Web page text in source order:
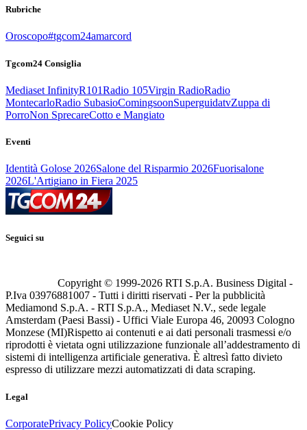
Rubriche
Oroscopo#tgcom24amarcord
Tgcom24 Consiglia
Mediaset InfinityR101Radio 105Virgin RadioRadio
MontecarloRadio SubasioComingsoonSuperguidatvZuppa di
PorroNon SprecareCotto e Mangiato
Eventi
Identità Golose 2026Salone del Risparmio 2026Fuorisalone
2026L'Artigiano in Fiera 2025
Seguici su
Copyright © 1999-2026 RTI S.p.A. Business Digital -
P.Iva 03976881007 - Tutti i diritti riservati - Per la pubblicità
Mediamond S.p.A. - RTI S.p.A., Mediaset N.V., sede legale
Amsterdam (Paesi Bassi) - Uffici Viale Europa 46, 20093 Cologno
Monzese (MI)Rispetto ai contenuti e ai dati personali trasmessi e/o
riprodotti è vietata ogni utilizzazione funzionale all’addestramento di
sistemi di intelligenza artificiale generativa. È altresì fatto divieto
espresso di utilizzare mezzi automatizzati di data scraping.
Legal
CorporatePrivacy PolicyCookie Policy